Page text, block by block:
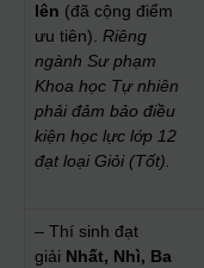
lên (đã cộng điểm
ưu tiên). Riêng
ngành Sư phạm
Khoa học Tự nhiên
phải đảm bảo điều
kiện học lực lớp 12
đạt loại Giỏi (Tốt).
– Thí sinh đạt
giải Nhất, Nhì, Ba